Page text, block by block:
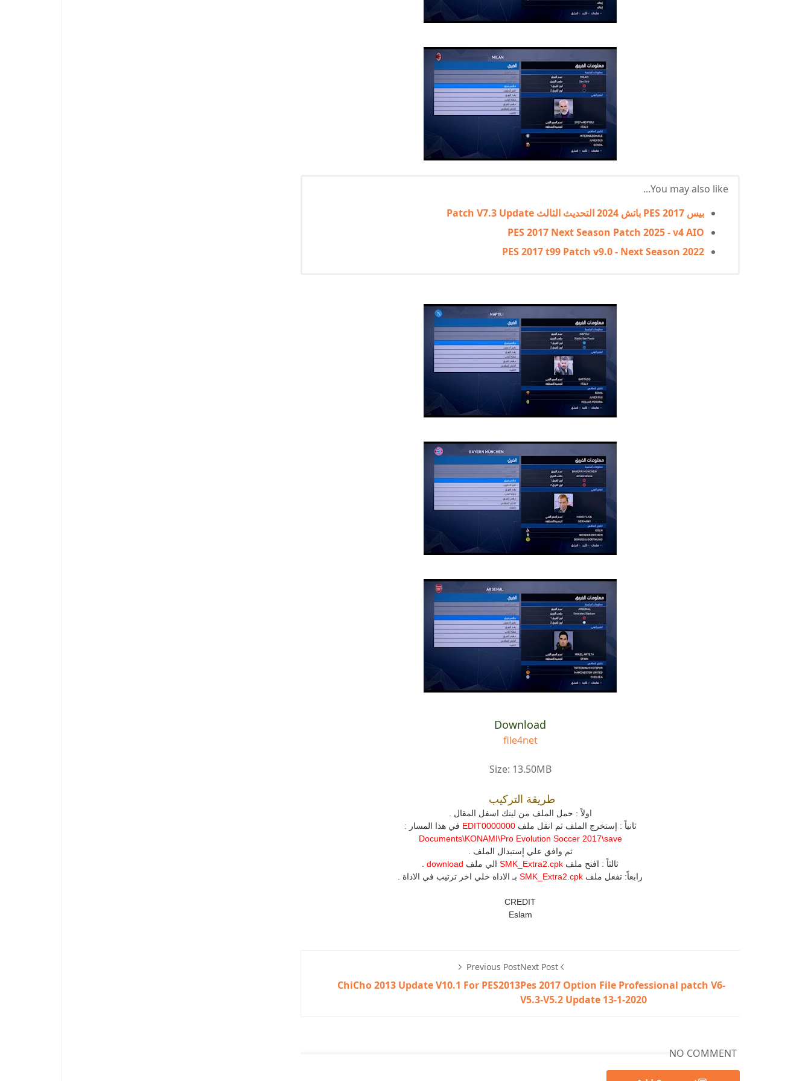
You may also like...
بيس 2017 PES باتش 2024 التحديث الثالث Patch V7.3 Update
PES 2017 Next Season Patch 2025 - v4 AIO
PES 2017 t99 Patch v9.0 - Next Season 2022
Download
file4net
Size: 13.50MB
طريقة التركيب
اولاً : حمل الملف من لينك اسفل المقال .
ثانياً : إستخرج الملف ثم انقل ملفEDIT0000000 في هذا المسار :
Documents\KONAMI\Pro Evolution Soccer 2017\save
ثم وافق علي إستبدال الملف .
ثالثاً : افتح ملف SMK_Extra2.cpk الي ملف download
رابعاً: تفعل ملف SMK_Extra2.cpk بـ الاداه خلي اخر ترتيب في الاداة .
CREDIT
Eslam
Next Post
Pes 2017 Option File Professional patch V6-
V5.3-V5.2 Update 13-1-2020
Previous Post
ChiCho 2013 Update V10.1 For PES2013
NO COMMENT